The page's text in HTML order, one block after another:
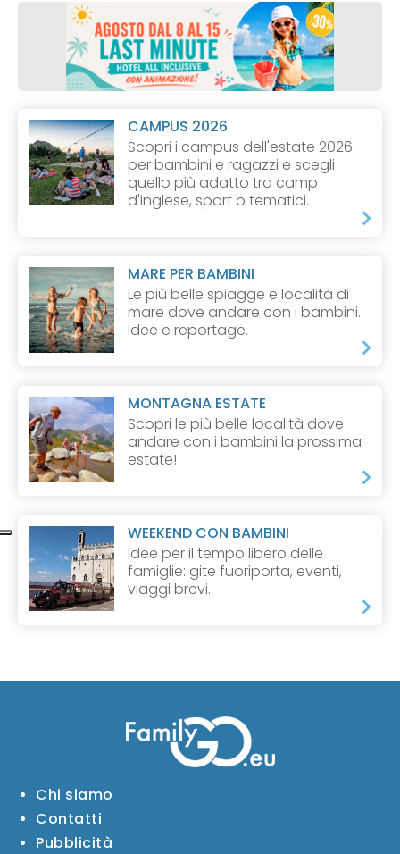
CAMPUS 2026
Scopri i campus dell'estate 2026
per bambini e ragazzi e scegli
quello più adatto tra camp
d'inglese, sport o tematici.
MARE PER BAMBINI
Le più belle spiagge e località di
mare dove andare con i bambini.
Idee e reportage.
MONTAGNA ESTATE
Scopri le più belle località dove
andare con i bambini la prossima
estate!
WEEKEND CON BAMBINI
Idee per il tempo libero delle
famiglie: gite fuoriporta, eventi,
viaggi brevi.
Chi siamo
Contatti
Pubblicità